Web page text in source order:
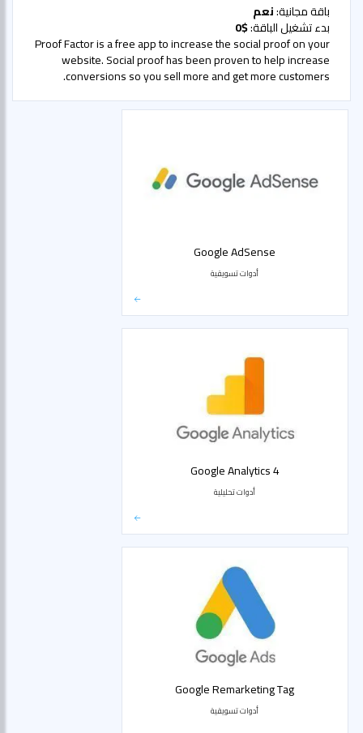
باقة مجانية:نعم
بدء تشغيل الباقة:$0
Proof Factor is a free app to increase the social proof on your
website. Social proof has been proven to help increase
conversions so you sell more and get more customers.
Google AdSense
أدوات تسويقية
Google Analytics 4
أدوات تحليلية
Google Remarketing Tag
أدوات تسويقية